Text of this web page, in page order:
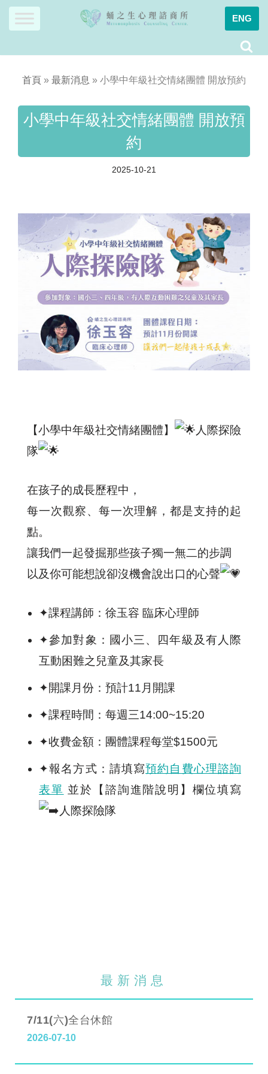
Skip
ENG
最新消息
7/11(六)全台休館
2026-07-10
首頁 » 最新消息 » 小學中年級社交情緒團體 開放預約
小學中年級社交情緒團體 開放預
約
2025-10-21
【小學中年級社交情緒團體】
人際探險
隊
在孩子的成長歷程中，
每一次觀察、每一次理解，都是支持的起
點。
讓我們一起發掘那些孩子獨一無二的步調
以及你可能想說卻沒機會說出口的心聲
✦課程講師：徐玉容 臨床心理師
✦參加對象：國小三、四年級及有人際
互動困難之兒童及其家長
✦開課月份：預計11月開課
✦課程時間：每週三14:00~15:20
✦收費金額：團體課程每堂$1500元
✦報名方式：請填寫預約自費心理諮詢
表單 並於【諮詢進階說明】欄位填寫
人際探險隊